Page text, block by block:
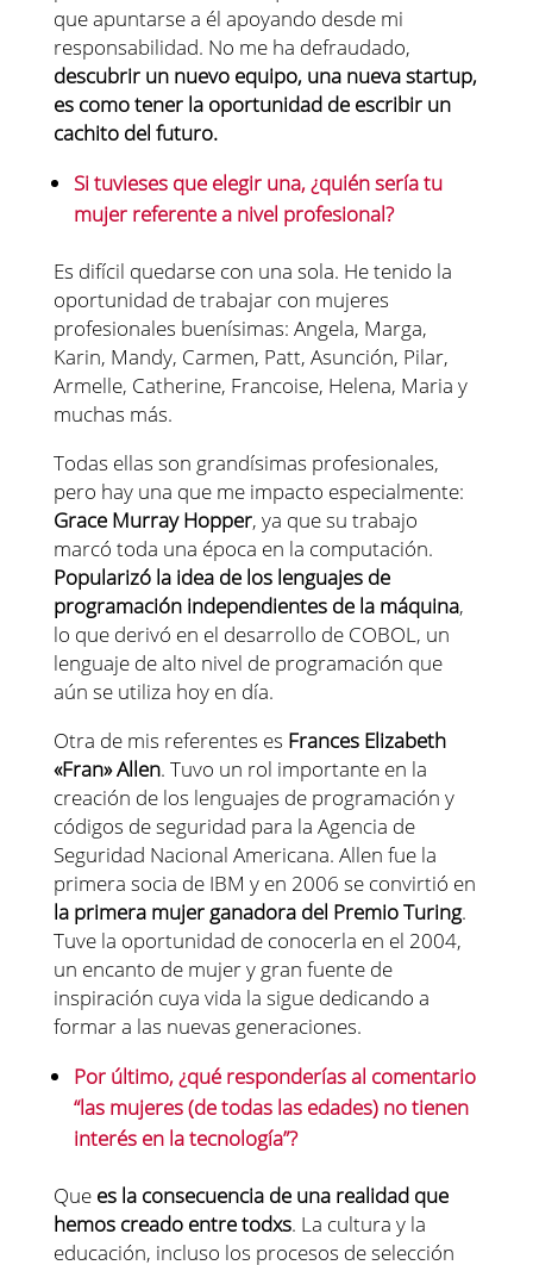
que apuntarse a él apoyando desde mi
responsabilidad. No me ha defraudado,
descubrir un nuevo equipo, una nueva startup,
es como tener la oportunidad de escribir un
cachito del futuro.
Si tuvieses que elegir una, ¿quién sería tu
mujer referente a nivel profesional?
Es difícil quedarse con una sola. He tenido la
oportunidad de trabajar con mujeres
profesionales buenísimas: Angela, Marga,
Karin, Mandy, Carmen, Patt, Asunción, Pilar,
Armelle, Catherine, Francoise, Helena, Maria y
muchas más.
Todas ellas son grandísimas profesionales,
pero hay una que me impacto especialmente:
Grace Murray Hopper, ya que su trabajo
marcó toda una época en la computación.
Popularizó la idea de los lenguajes de
programación independientes de la máquina,
lo que derivó en el desarrollo de COBOL, un
lenguaje de alto nivel de programación que
aún se utiliza hoy en día.
Otra de mis referentes es Frances Elizabeth
«Fran» Allen. Tuvo un rol importante en la
creación de los lenguajes de programación y
códigos de seguridad para la Agencia de
Seguridad Nacional Americana. Allen fue la
primera socia de IBM y en 2006 se convirtió en
la primera mujer ganadora del Premio Turing.
Tuve la oportunidad de conocerla en el 2004,
un encanto de mujer y gran fuente de
inspiración cuya vida la sigue dedicando a
formar a las nuevas generaciones.
Por último, ¿qué responderías al comentario
“las mujeres (de todas las edades) no tienen
interés en la tecnología”?
Que es la consecuencia de una realidad que
hemos creado entre todxs. La cultura y la
educación, incluso los procesos de selección